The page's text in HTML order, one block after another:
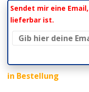
Sendet mir eine
lieferbar ist.
in Bestellung